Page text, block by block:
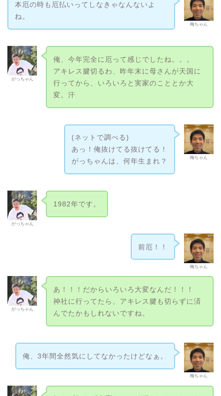
梅ちゃん
本厄の時も厄払いってしなきゃなんないよ
ね。
がっちゃん
俺、今年完全に厄って感じでしたね。。。
アキレス腱切るわ、昨年末に母さんが天国に
行ってから、いろいろと実家のこととか大
変。汗
梅ちゃん
(ネットで調べる)
あっ！俺抜けてる抜けてる！
がっちゃんは、何年生まれ？
がっちゃん
1982年です。
梅ちゃん
前厄！！
がっちゃん
あ！！！だからいろいろ大変なんだ！！！
神社に行ってたら、アキレス腱も切らずに済
んでたかもしれないですね。
梅ちゃん
俺、3年間全然気にしてなかったけどなぁ。